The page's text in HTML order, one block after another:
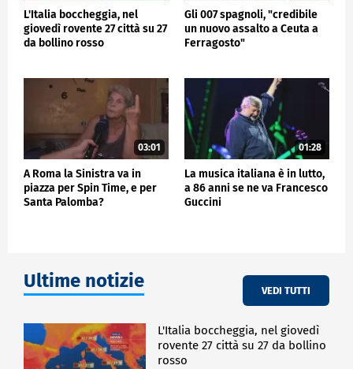
L'Italia boccheggia, nel
giovedì rovente 27 città su 27
da bollino rosso
Gli 007 spagnoli, "credibile
un nuovo assalto a Ceuta a
Ferragosto"
03:01
A Roma la Sinistra va in
piazza per Spin Time, e per
Santa Palomba?
01:28
La musica italiana è in lutto,
a 86 anni se ne va Francesco
Guccini
Ultime notizie VEDI TUTTI
L'Italia boccheggia, nel giovedì
rovente 27 città su 27 da bollino
rosso